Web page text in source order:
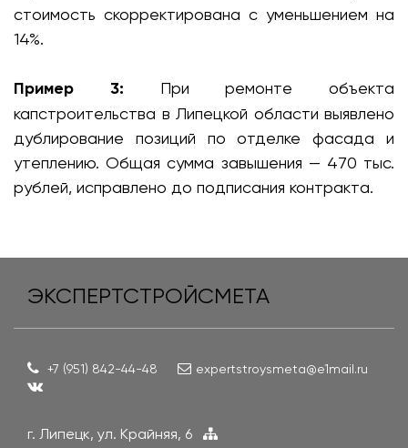
стоимость скорректирована с уменьшением на
14%.
Пример 3: При ремонте объекта
капстроительства в Липецкой области выявлено
дублирование позиций по отделке фасада и
утеплению. Общая сумма завышения — 470 тыс.
рублей, исправлено до подписания контракта.
ЭКСПЕРТСТРОЙСМЕТА
+7 (951) 842-44-48 expertstroysmeta@e1mail.ru
г. Липецк, ул. Крайняя, 6